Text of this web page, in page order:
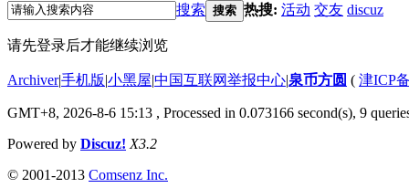
搜索 搜索 热搜: 活动 交友 discuz
请先登录后才能继续浏览
Archiver|手机版|小黑屋|中国互联网举报中心|泉币方圆 ( 津ICP
GMT+8, 2026-8-6 15:13 , Processed in 0.073166 second(s), 9
Powered by Discuz! X3.2
© 2001-2013 Comsenz Inc.